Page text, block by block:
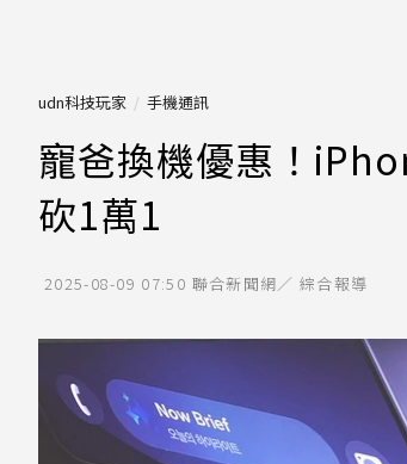
udn科技玩家 手機通訊
寵爸換機優惠！
砍1萬1
2025-08-09 07:50 聯合新聞網／ 綜合報導